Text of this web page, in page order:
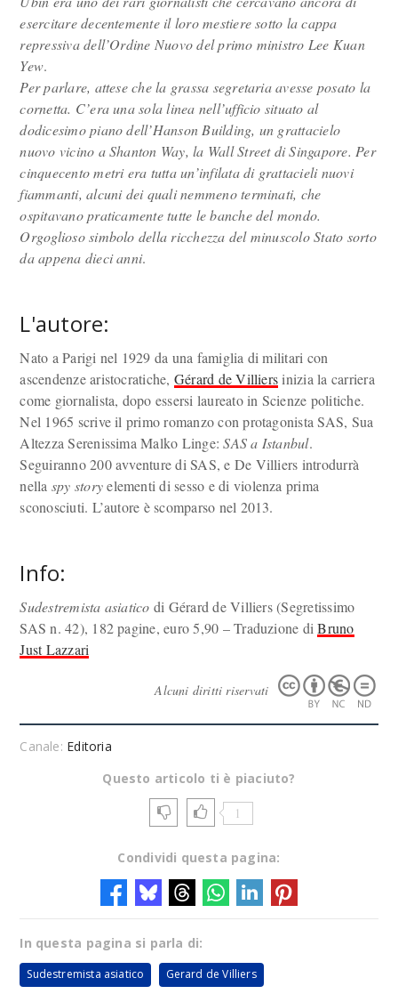
esercitare decentemente il loro mestiere sotto la cappa
repressiva dell’Ordine Nuovo del primo ministro Lee Kuan
Yew.
Per parlare, attese che la grassa segretaria avesse posato la
cornetta. C’era una sola linea nell’ufficio situato al
dodicesimo piano dell’Hanson Building, un grattacielo
nuovo vicino a Shanton Way, la Wall Street di Singapore. Per
cinquecento metri era tutta un’infilata di grattacieli nuovi
fiammanti, alcuni dei quali nemmeno terminati, che
ospitavano praticamente tutte le banche del mondo.
Orgoglioso simbolo della ricchezza del minuscolo Stato sorto
da appena dieci anni.
L'autore:
Nato a Parigi nel 1929 da una famiglia di militari con
ascendenze aristocratiche, Gérard de Villiersinizia la carriera
come giornalista, dopo essersi laureato in Scienze politiche.
Nel 1965 scrive il primo romanzo con protagonista SAS, Sua
Altezza Serenissima Malko Linge:SAS a Istanbul.
Seguiranno 200 avventure di SAS, e De Villiers introdurrà
nella spy storyelementi di sesso e di violenza prima
sconosciuti. L’autore è scomparso nel 2013.
Info:
Sudestremista asiatico di Gérard de Villiers (Segretissimo
SAS n. 42), 182 pagine, euro 5,90 – Traduzione diBruno
Just Lazzari
Alcuni diritti riservati
Canale: Editoria
Questo articolo ti è piaciuto?
1
Condividi questa pagina:
In questa pagina si parla di:
Sudestremista asiatico Gerard de Villiers